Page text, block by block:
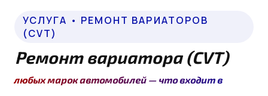
УСЛУГА • РЕМОНТ ВАРИАТОРОВ
(CVT)
Ремонт вариатора (CVT)
любых марок автомобилей — что входит в